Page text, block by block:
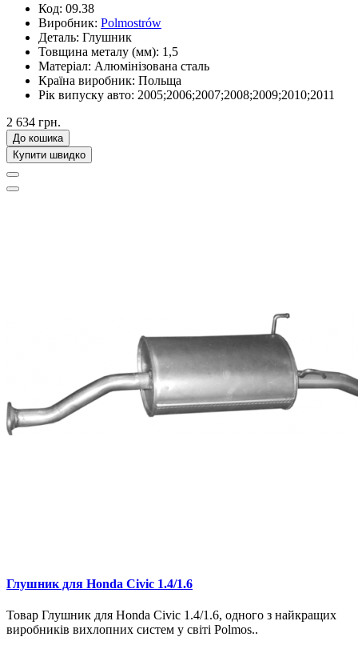
Код: 09.38
Виробник: Polmostrów
Деталь: Глушник
Товщина металу (мм): 1,5
Матеріал: Алюмінізована сталь
Країна виробник: Польща
Рік випуску авто: 2005;2006;2007;2008;2009;2010;2011
2 634 грн.
До кошика
Купити швидко
Глушник для Honda Civic 1.4/1.6
Товар Глушник для Honda Civic 1.4/1.6, одного з найкращих
виробників вихлопних систем у світі Polmos..